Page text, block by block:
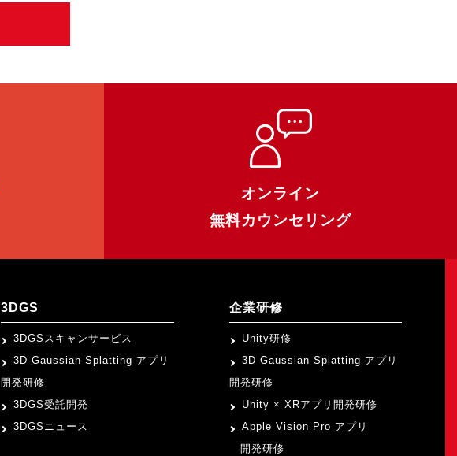
オンライン
無料カウンセリング
3DGS
3DGSスキャンサービス
3D Gaussian Splatting アプリ
開発研修
3DGS受託開発
3DGSニュース
企業研修
Unity研修
3D Gaussian Splatting アプリ
開発研修
Unity × XRアプリ開発研修
Apple Vision Pro アプリ
開発研修